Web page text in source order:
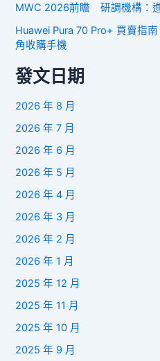
MWC 2026前瞻 研調機構：
Huawei Pura 70 Pro+ 買賣指
角收購手機
發文日期
2026 年 8 月
2026 年 7 月
2026 年 6 月
2026 年 5 月
2026 年 4 月
2026 年 3 月
2026 年 2 月
2026 年 1 月
2025 年 12 月
2025 年 11 月
2025 年 10 月
2025 年 9 月